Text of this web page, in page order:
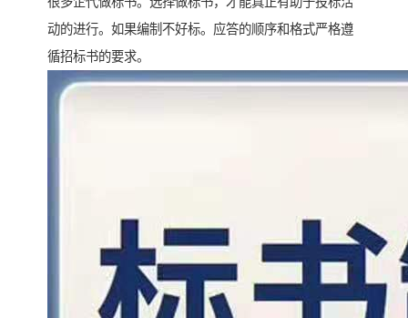
动的进行。如果编制不好标。应答的顺序和格式严格遵
循招标书的要求。